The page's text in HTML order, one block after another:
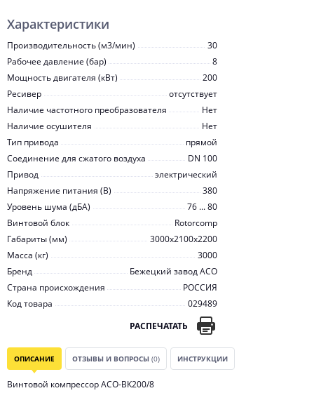
Характеристики
Производительность (м3/мин)
30
Рабочее давление (бар)
8
Мощность двигателя (кВт)
200
Ресивер
отсутствует
Наличие частотного преобразователя
Нет
Наличие осушителя
Нет
Тип привода
прямой
Соединение для сжатого воздуха
DN 100
Привод
электрический
Напряжение питания (В)
380
Уровень шума (дБА)
76 ... 80
Винтовой блок
Rotorcomp
Габариты (мм)
3000x2100x2200
Масса (кг)
3000
Бренд
Бежецкий завод АСО
Страна происхождения
РОССИЯ
Код товара
029489
РАСПЕЧАТАТЬ
ОПИСАНИЕ ОТЗЫВЫ И ВОПРОСЫ (0) ИНСТРУКЦИИ
Винтовой компрессор АСО-ВК200/8